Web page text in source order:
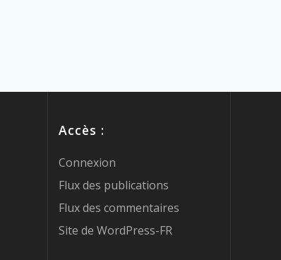
Accès :
Connexion
Flux des publications
Flux des commentaires
Site de WordPress-FR